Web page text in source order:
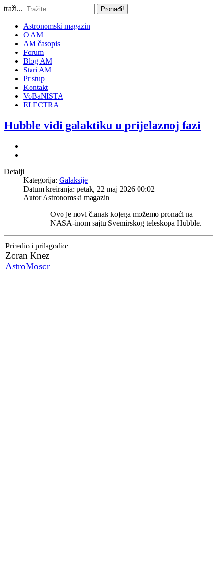
traži... Pronađi!
Astronomski magazin
O AM
AM časopis
Forum
Blog AM
Stari AM
Pristup
Kontakt
VoBaNISTA
ELECTRA
Hubble vidi galaktiku u prijelaznoj fazi
Detalji
Kategorija: Galaksije
Datum kreiranja: petak, 22 maj 2026 00:02
AutorAstronomski magazin
Ovo je novi članak kojega možemo pronaći na
NASA-inom sajtu Svemirskog teleskopa Hubble.
Priredio i prilagodio:
Zoran Knez
AstroMosor